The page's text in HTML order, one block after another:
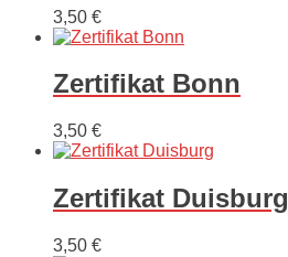
3,50 €
Zertifikat Bonn
3,50 €
Zertifikat Duisburg
3,50 €